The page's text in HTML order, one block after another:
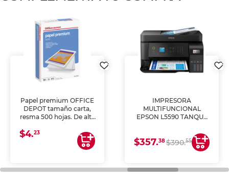
Papel premium OFFICE
DEPOT tamaño carta,
resma 500 hojas. De alta
uniforme, ideal para
impresoras de inyección
de tinta y láser,
general de oficina.
$4.23
IMPRESORA
MULTIFUNCIONAL
EPSON L5590 TANQUE
COPIA Y ESCANEA)
$357.38$390.55